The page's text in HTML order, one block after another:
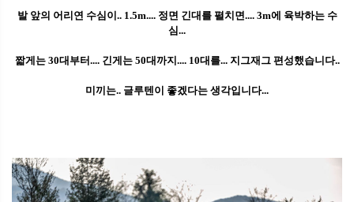
발 앞의 어리연 수심이.. 1.5m.... 정면 긴대를 펼치면.... 3m에 육박하는 수
심...
짧게는 30대부터.... 긴게는 50대까지.... 10대를... 지그재그 편성했습니다..
미끼는.. 글루텐이 좋겠다는 생각입니다...